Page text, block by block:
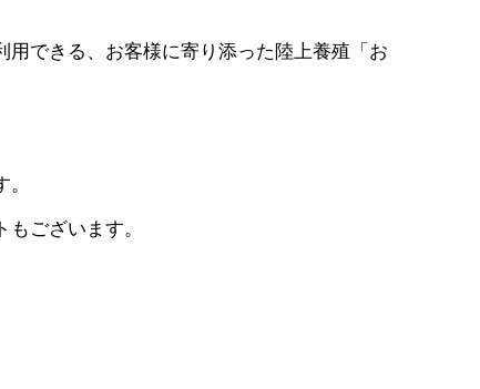
できる、お客様に寄り添った陸上養殖「お
ございます。